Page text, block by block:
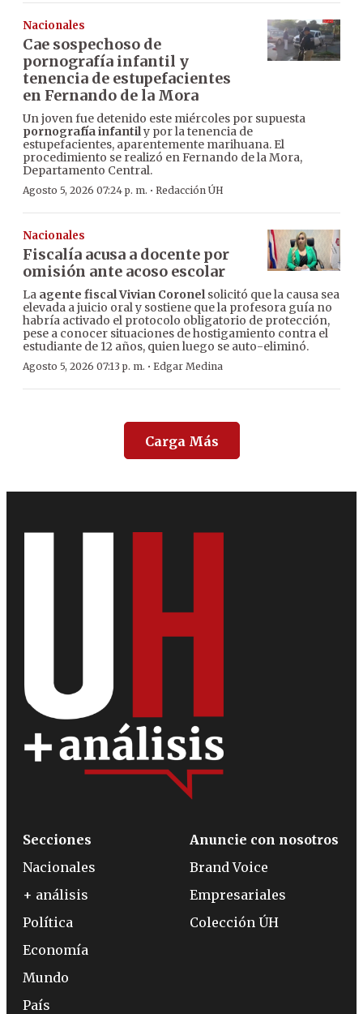
Nacionales
Cae sospechoso de
pornografía infantil y
tenencia de estupefacientes
en Fernando de la Mora
Un joven fue detenido este miércoles por supuesta
pornografía infantily por la tenencia de
estupefacientes, aparentemente marihuana. El
procedimiento se realizó en Fernando de la Mora,
Departamento Central.
Agosto 5, 2026 07:24 p. m. · Redacción ÚH
Nacionales
Fiscalía acusa a docente por
omisión ante acoso escolar
La agente fiscal Vivian Coronelsolicitó que la causa sea
elevada a juicio oral y sostiene que la profesora guía no
habría activado el protocolo obligatorio de protección,
pese a conocer situaciones de hostigamiento contra el
estudiante de 12 años, quien luego se auto-eliminó.
Agosto 5, 2026 07:13 p. m. · Edgar Medina
Carga Más
Secciones
Nacionales
+ análisis
Política
Economía
Mundo
País
Anuncie con nosotros
Brand Voice
Empresariales
Colección ÚH